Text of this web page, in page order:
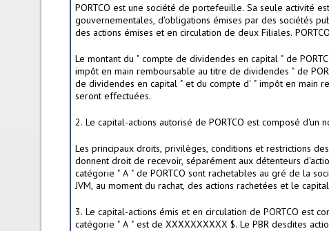
PORTCO est une société de portefeuille. Sa seule activité
gouvernementales, d'obligations émises par des sociétés
des actions émises et en circulation de deux Filiales.
Le montant du " compte de dividendes en capital " de
impôt en main remboursable au titre de dividendes " de
de dividendes en capital " et du compte d' " impôt en main
seront effectuées.
2. Le capital-actions autorisé de PORTCO est composé d'un
Les principaux droits, privilèges, conditions et restrictions
donnent droit de recevoir, séparément aux détenteurs
catégorie " A " de PORTCO sont rachetables au gré de la
JVM, au moment du rachat, des actions rachetées et le
3. Le capital-actions émis et en circulation de PORTCO est
catégorie " A " est de XXXXXXXXXX $. Le PBR desdites